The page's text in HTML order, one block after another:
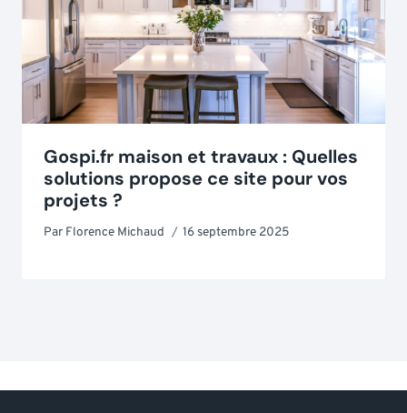
Gospi.fr maison et travaux : Quelles
solutions propose ce site pour vos
projets ?
Par Florence Michaud 16 septembre 2025